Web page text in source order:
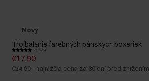
Nový
Trojbalenie farebných pánskych boxeriek
5.0 (126)
€17,90
€24,90 - najnižšia cena za 30 dní pred znížením